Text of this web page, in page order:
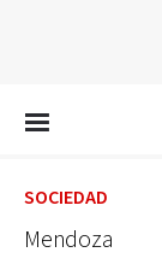
SOCIEDAD
Mendoza